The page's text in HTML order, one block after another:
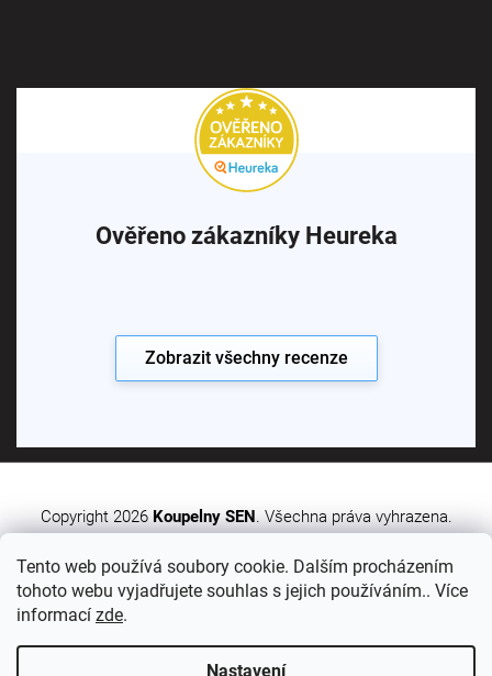
Tento web používá soubory cookie. Dalším procházením
tohoto webu vyjadřujete souhlas s jejich používáním.. Více
informací zde.
Nastavení
Ověřeno zákazníky Heureka
Zobrazit všechny recenze
Vytvořil Shoptet Premium
Copyright 2026 Koupelny SEN. Všechna práva vyhrazena.